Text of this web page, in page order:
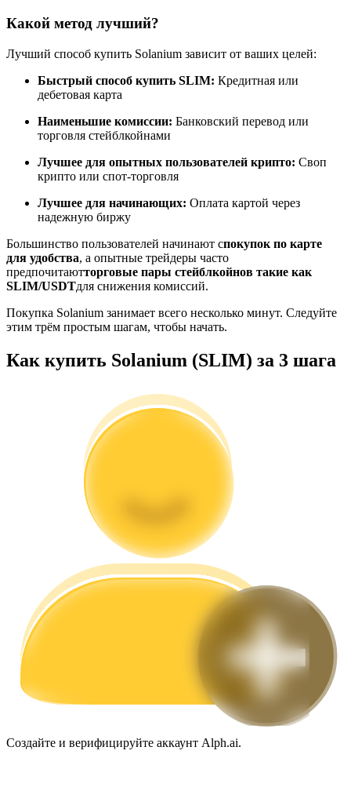
Наслаждайтесь распределением прибыли и комиссиями
Руководство для начинающих по фьючерсам
Торговые стратегии
Какой метод лучший?
Лучший способ купить Solanium зависит от ваших целей:
Быстрый способ купить SLIM: Кредитная или
дебетовая карта
Наименьшие комиссии: Банковский перевод или
торговля стейблкойнами
Лучшее для опытных пользователей крипто: Своп
крипто или спот-торговля
Лучшее для начинающих: Оплата картой через
надежную биржу
Большинство пользователей начинают спокупок по карте
для удобства, а опытные трейдеры часто
предпочитаютторговые пары стейблкойнов такие как
SLIM/USDTдля снижения комиссий.
Покупка Solanium занимает всего несколько минут. Следуйте
этим трём простым шагам, чтобы начать.
Как купить Solanium (SLIM) за 3 шага
Создайте и верифицируйте аккаунт Alph.ai.